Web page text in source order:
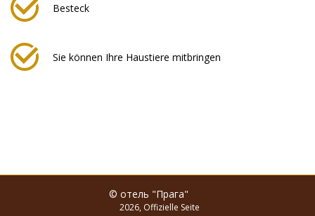
Besteck
Sie können Ihre Haustiere mitbringen
© отель "Прага"
2026, Offizielle Seite